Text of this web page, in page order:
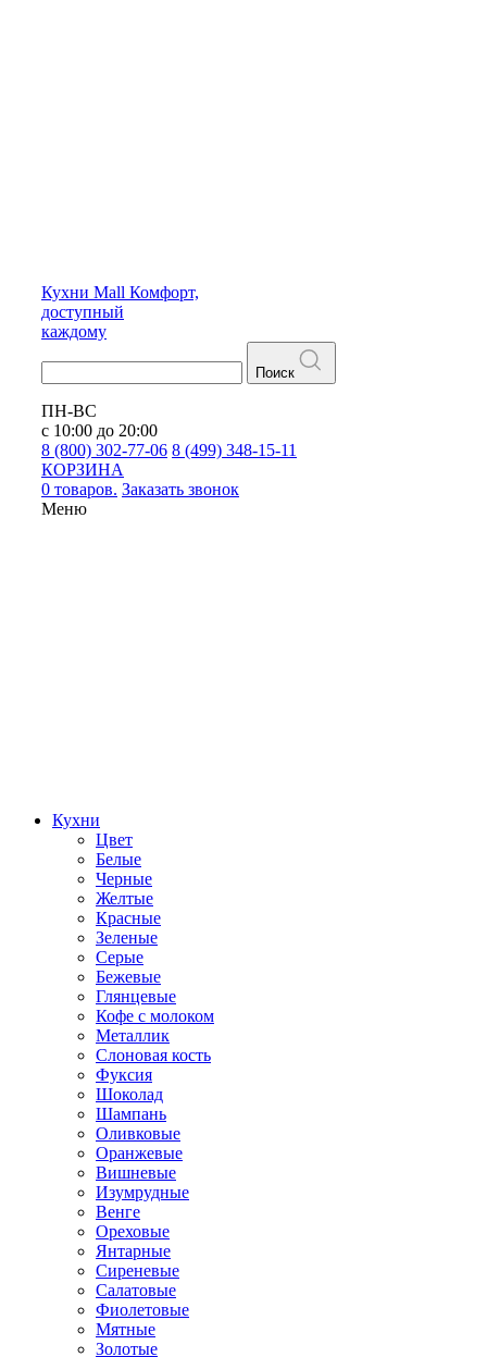
Кухни Mall Комфорт,
доступный
каждому
Поиск
ПН-ВС
с 10:00 до 20:00
8 (800) 302-77-06 8 (499) 348-15-11
КОРЗИНА
0 товаров. Заказать звонок
Меню
Кухни
Цвет
Белые
Черные
Желтые
Красные
Зеленые
Серые
Бежевые
Глянцевые
Кофе с молоком
Металлик
Слоновая кость
Фуксия
Шоколад
Шампань
Оливковые
Оранжевые
Вишневые
Изумрудные
Венге
Ореховые
Янтарные
Сиреневые
Салатовые
Фиолетовые
Мятные
Золотые